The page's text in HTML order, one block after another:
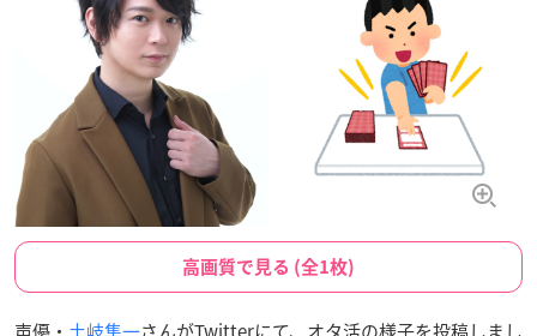
高画質で見る (全1枚)
声優・ 土岐隼一さんがTwitterにて、オタ活の様子を投稿しまし